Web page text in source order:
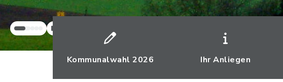
Kommunalwahl 2026 Ihr Anliegen